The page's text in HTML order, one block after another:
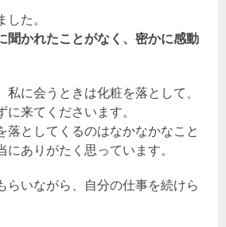
した。
聞かれたことがなく、密かに感動
私に会うときは化粧を落として、
に来てくださいます。
落としてくるのはなかなかなこと
にありがたく思っています。
らいながら、自分の仕事を続けら